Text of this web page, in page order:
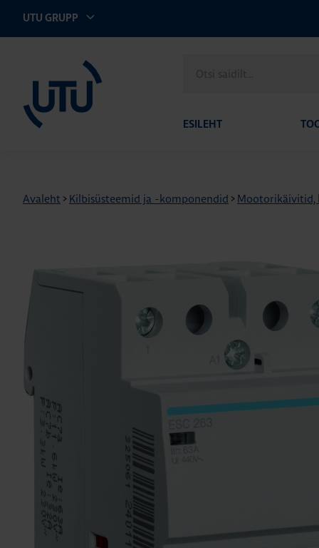
UTU GRUPP
saidilt
ESILEHT
Avaleht > Kilbisüsteemid ja -komponendid > Mootorikäivitid,